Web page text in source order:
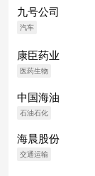
九号公司
汽车
康臣药业
医药生物
中国海油
石油石化
海晨股份
交通运输